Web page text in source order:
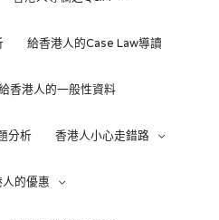
給香港人的Case Law導讀
香港人的一般性資料
分析 香港人小心走錯路
的優惠